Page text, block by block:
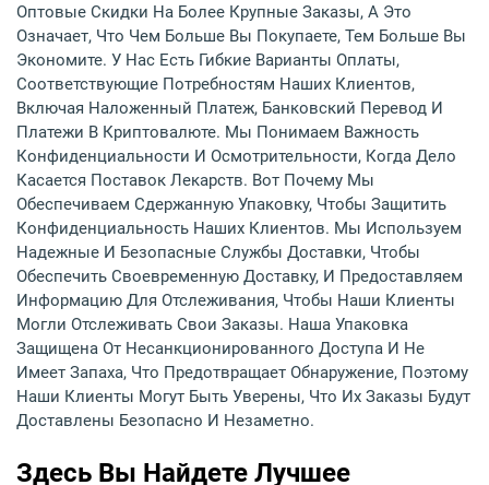
Оптовые Скидки На Более Крупные Заказы, А Это
Означает, Что Чем Больше Вы Покупаете, Тем Больше Вы
Экономите. У Нас Есть Гибкие Варианты Оплаты,
Соответствующие Потребностям Наших Клиентов,
Включая Наложенный Платеж, Банковский Перевод И
Платежи В Криптовалюте. Мы Понимаем Важность
Конфиденциальности И Осмотрительности, Когда Дело
Касается Поставок Лекарств. Вот Почему Мы
Обеспечиваем Сдержанную Упаковку, Чтобы Защитить
Конфиденциальность Наших Клиентов. Мы Используем
Надежные И Безопасные Службы Доставки, Чтобы
Обеспечить Своевременную Доставку, И Предоставляем
Информацию Для Отслеживания, Чтобы Наши Клиенты
Могли Отслеживать Свои Заказы. Наша Упаковка
Защищена От Несанкционированного Доступа И Не
Имеет Запаха, Что Предотвращает Обнаружение, Поэтому
Наши Клиенты Могут Быть Уверены, Что Их Заказы Будут
Доставлены Безопасно И Незаметно.
Здесь Вы Найдете Лучшее